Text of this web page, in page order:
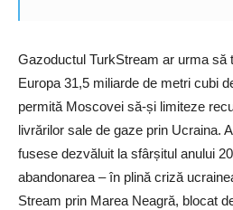
Gazoductul TurkStream ar urma să
Europa 31,5 miliarde de metri cubi
permită Moscovei să-și limiteze
livrărilor sale de gaze prin Ucraina.
fusese dezvăluit la sfârșitul anului
abandonarea – în plină criză
Stream prin Marea Neagră, blocat